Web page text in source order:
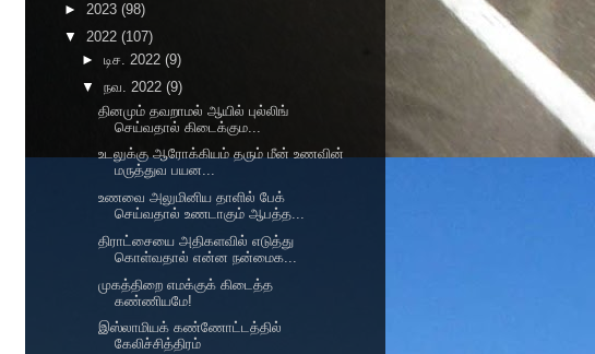
► 2023 (98)
▼ 2022 (107)
► டிச. 2022 (9)
▼ நவ. 2022 (9)
தினமும் தவறாமல் ஆயில் புல்லிங்
செய்வதால் கிடைக்கும...
உடலுக்கு ஆரோக்கியம் தரும் மீன் உணவின்
மருத்துவ பயன...
உணவை அலுமினிய தாளில் பேக்
செய்வதால் உணடாகும் ஆபத்த...
திராட்சையை அதிகளவில் எடுத்து
கொள்வதால் என்ன நன்மைக...
முகத்திறை எமக்குக் கிடைத்த
கண்ணியமே!
இஸ்லாமியக் கண்ணோட்டத்தில்
கேலிச்சித்திரம்